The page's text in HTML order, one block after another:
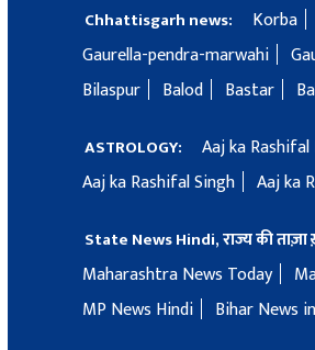
Chhattisgarh news: Korba
Gaurella-pendra-marwahi
Bilaspur
Balod Bastar
ASTROLOGY: Aaj ka
Aaj ka Rashifal Singh
Aaj ka
State News Hindi, राज्य की
Maharashtra News Today
MP News Hindi
Bihar News